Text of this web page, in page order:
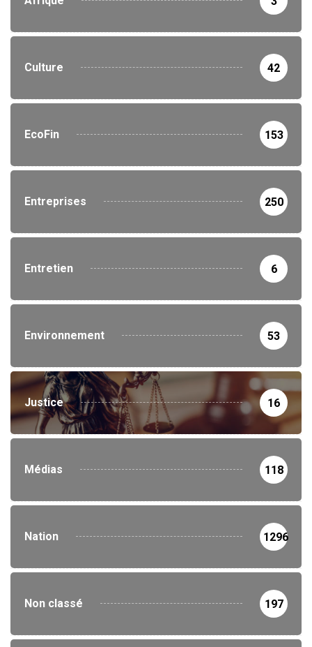
Culture 42
EcoFin 153
Entreprises 250
Entretien 6
Environnement 53
Justice 16
Médias 118
Nation 1296
Non classé 197